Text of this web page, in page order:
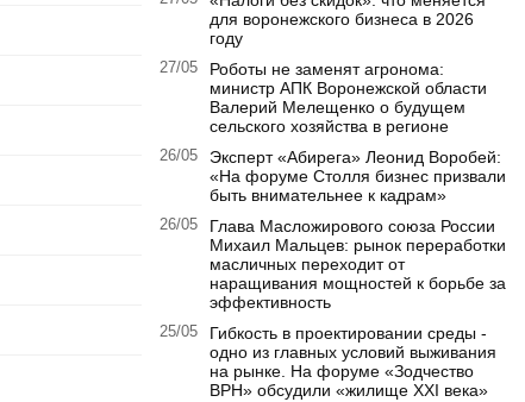
для воронежского бизнеса в 2026
году
27/05
Роботы не заменят агронома:
министр АПК Воронежской области
Валерий Мелещенко о будущем
сельского хозяйства в регионе
26/05
Эксперт «Абирега» Леонид Воробей:
«На форуме Столля бизнес призвали
быть внимательнее к кадрам»
26/05
Глава Масложирового союза России
Михаил Мальцев: рынок переработки
масличных переходит от
наращивания мощностей к борьбе за
эффективность
25/05
Гибкость в проектировании среды -
одно из главных условий выживания
на рынке. На форуме «Зодчество
ВРН» обсудили «жилище XXI века»